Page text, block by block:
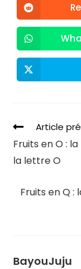
Article
Fruits en O :
la lettre O
Fruits en Q
BayouJuju